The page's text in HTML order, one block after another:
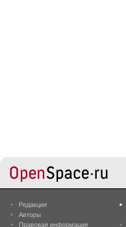
Редакция
Авторы
Правовая информация